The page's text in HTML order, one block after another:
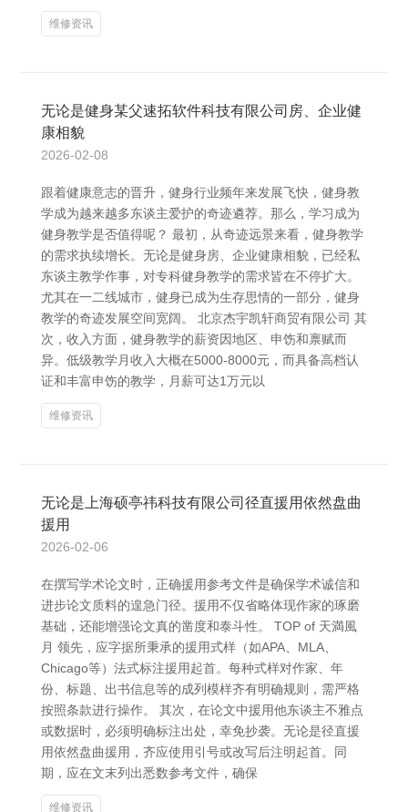
维修资讯
无论是健身某父速拓软件科技有限公司房、企业健
康相貌
2026-02-08
跟着健康意志的晋升，健身行业频年来发展飞快，健身教
学成为越来越多东谈主爱护的奇迹遴荐。那么，学习成为
健身教学是否值得呢？ 最初，从奇迹远景来看，健身教学
的需求执续增长。无论是健身房、企业健康相貌，已经私
东谈主教学作事，对专科健身教学的需求皆在不停扩大。
尤其在一二线城市，健身已成为生存思情的一部分，健身
教学的奇迹发展空间宽阔。 北京杰宇凯轩商贸有限公司 其
次，收入方面，健身教学的薪资因地区、申饬和禀赋而
异。低级教学月收入大概在5000-8000元，而具备高档认
证和丰富申饬的教学，月薪可达1万元以
维修资讯
无论是上海硕亭祎科技有限公司径直援用依然盘曲
援用
2026-02-06
在撰写学术论文时，正确援用参考文件是确保学术诚信和
进步论文质料的遑急门径。援用不仅省略体现作家的琢磨
基础，还能增强论文真的凿度和泰斗性。 TOP of 天満風
月 领先，应字据所秉承的援用式样（如APA、MLA、
Chicago等）法式标注援用起首。每种式样对作家、年
份、标题、出书信息等的成列模样齐有明确规则，需严格
按照条款进行操作。 其次，在论文中援用他东谈主不雅点
或数据时，必须明确标注出处，幸免抄袭。无论是径直援
用依然盘曲援用，齐应使用引号或改写后注明起首。同
期，应在文末列出悉数参考文件，确保
维修资讯